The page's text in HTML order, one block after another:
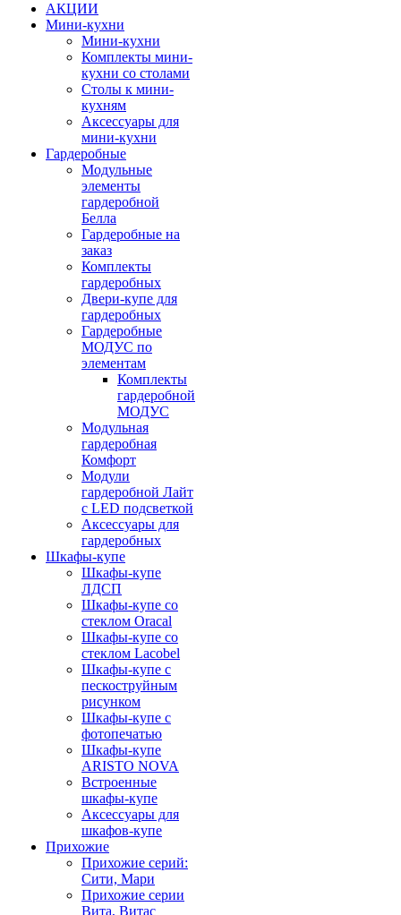
АКЦИИ
Мини-кухни
Мини-кухни
Комплекты мини-
кухни со столами
Столы к мини-
кухням
Аксессуары для
мини-кухни
Гардеробные
Модульные
элементы
гардеробной
Белла
Гардеробные на
заказ
Комплекты
гардеробных
Двери-купе для
гардеробных
Гардеробные
МОДУС по
элементам
Комплекты
гардеробной
МОДУС
Модульная
гардеробная
Комфорт
Модули
гардеробной Лайт
с LED подсветкой
Аксессуары для
гардеробных
Шкафы-купе
Шкафы-купе
ЛДСП
Шкафы-купе со
стеклом Oracal
Шкафы-купе со
стеклом Lacobel
Шкафы-купе с
пескоструйным
рисунком
Шкафы-купе с
фотопечатью
Шкафы-купе
ARISTO NOVA
Встроенные
шкафы-купе
Аксессуары для
шкафов-купе
Прихожие
Прихожие серий:
Сити, Мари
Прихожие серии
Вита, Витас